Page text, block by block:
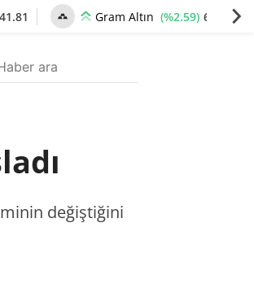
Gram Altın (%2.59) 6660.55
değiştiğini